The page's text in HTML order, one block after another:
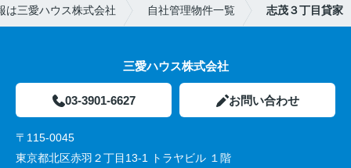
は三愛ハウス株式会社 自社管理物件一覧 志茂３丁目貸家
三愛ハウス株式会社
03-3901-6627 お問い合わせ
〒115-0045
東京都北区赤羽２丁目13-1 トラヤビル １階